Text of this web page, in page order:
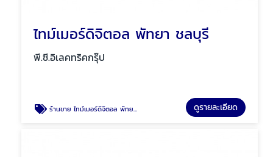
ไทม์เมอร์ดิจิตอล พัทยา ชลบุรี
พี.ซี.อิเลคทริคกรุ๊ป
ร้านขาย ไทม์เมอร์ดิจิตอล พัทยา ชลบุรี ดูรายละเอียด